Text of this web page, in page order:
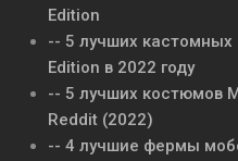
Edition
-- 5 лучших
Edition в 2022 году
-- 5 лучших костюмов
Reddit (2022)
-- 4 лучшие фермы